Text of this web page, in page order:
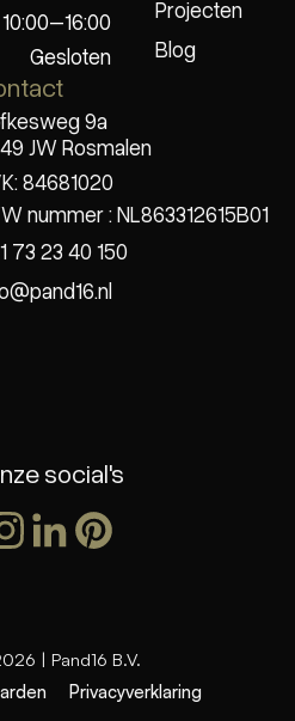
10:00–16:00
Gesloten
Projecten
Blog
9a
JW Rosmalen
84681020
nummer : NL863312615B01
73 23 40 150
social's
| Pand16 B.V.
Privacyverklaring